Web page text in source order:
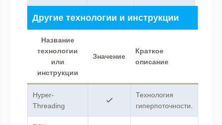
Другие технологии и инструкции
Название
технологии
или
инструкции
Значение
Краткое
описание
Hyper-
Threading
Технология
гиперпоточности.